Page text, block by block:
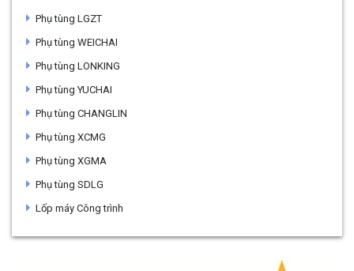
Phụ tùng LGZT
Phụ tùng WEICHAI
Phụ tùng LONKING
Phụ tùng YUCHAI
Phụ tùng CHANGLIN
Phụ tùng XCMG
Phụ tùng XGMA
Phụ tùng SDLG
Lốp máy Công trình